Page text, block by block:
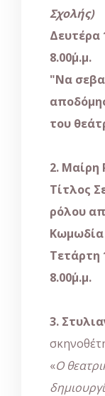
Σχολής)
Δευτέρα
8.00΄μ.μ.
"Να
του
2. Μαίρη
Τίτλος
ρόλου
Κωμωδία
Τετάρτη
8.00΄μ.μ.
3.
«Ο